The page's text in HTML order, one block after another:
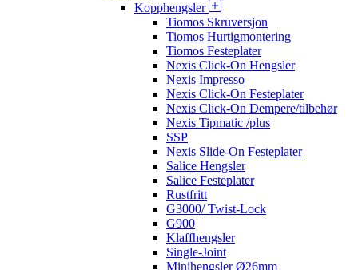
Kopphengsler
Tiomos Skruversjon
Tiomos Hurtigmontering
Tiomos Festeplater
Nexis Click-On Hengsler
Nexis Impresso
Nexis Click-On Festeplater
Nexis Click-On Dempere/tilbehør
Nexis Tipmatic /plus
SSP
Nexis Slide-On Festeplater
Salice Hengsler
Salice Festeplater
Rustfritt
G3000/ Twist-Lock
G900
Klaffhengsler
Single-Joint
Minihengsler Ø26mm